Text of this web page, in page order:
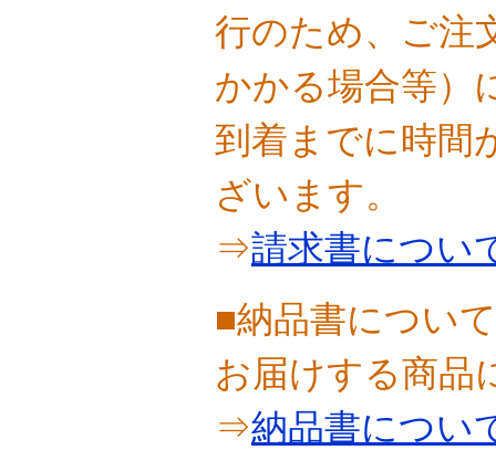
行のため、ご注
かかる場合等）
到着までに時間
ざいます。
⇒請求書につい
■納品書について
お届けする商品
⇒納品書につい